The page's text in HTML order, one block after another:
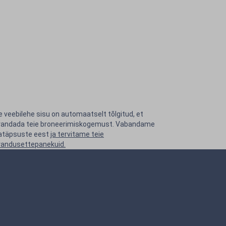
veebilehe sisu on automaatselt tõlgitud, et
teie broneerimiskogemust. Vabandame
eest ja tervitame teie